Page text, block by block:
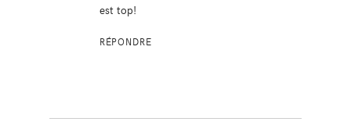
est top!
RÉPONDRE